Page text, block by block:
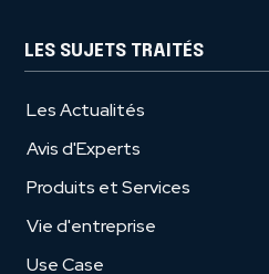
LES SUJETS TRAITÉS
Les Actualités
Avis d'Experts
Produits et Services
Vie d'entreprise
Use Case